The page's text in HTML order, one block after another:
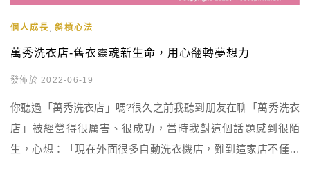
個人成長 , 斜槓心法
萬秀洗衣店-舊衣靈魂新生命，用心翻轉夢想力
發佈於 2022-06-19
你聽過「萬秀洗衣店」嗎?很久之前我聽到朋友在聊「萬秀洗衣
店」被經營得很厲害、很成功，當時我對這個話題感到很陌
生，心想：「現在外面很多自動洗衣機店，難到這家店不僅有